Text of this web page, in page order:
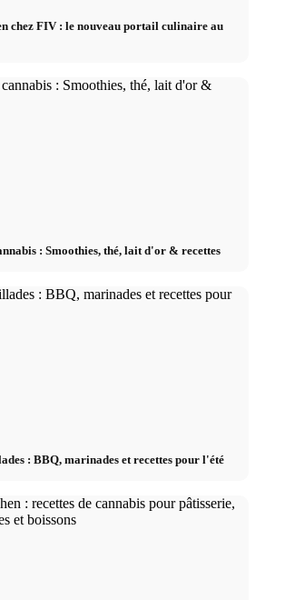
chez FIV : le nouveau portail culinaire au
: Smoothies, thé, lait d'or & recettes
: BBQ, marinades et recettes pour l'été